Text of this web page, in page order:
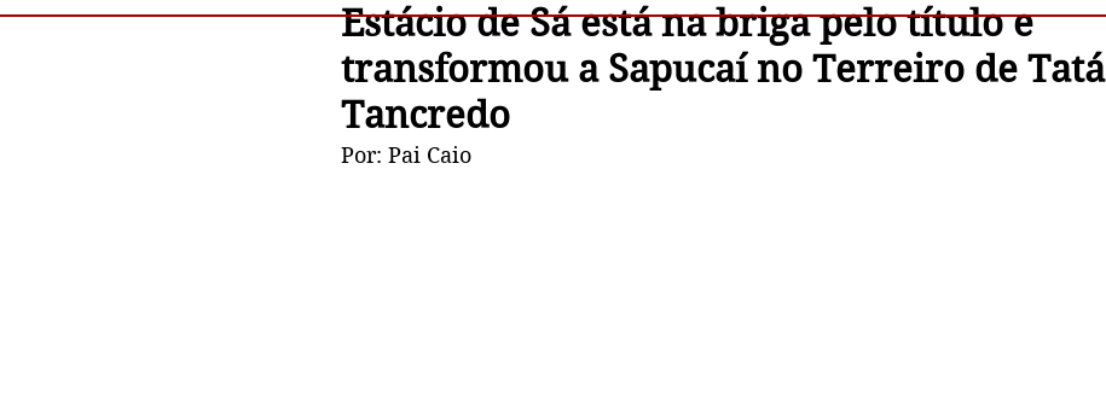
Estácio de Sá está na briga pelo título e
transformou a Sapucaí no Terreiro de Tatá
Tancredo
Por: Pai Caio